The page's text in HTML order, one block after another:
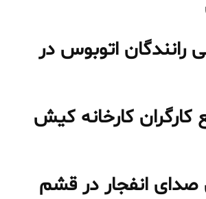
رانندگان اتوبوس در
کارگران کارخانه کیش
انفجار در قشم